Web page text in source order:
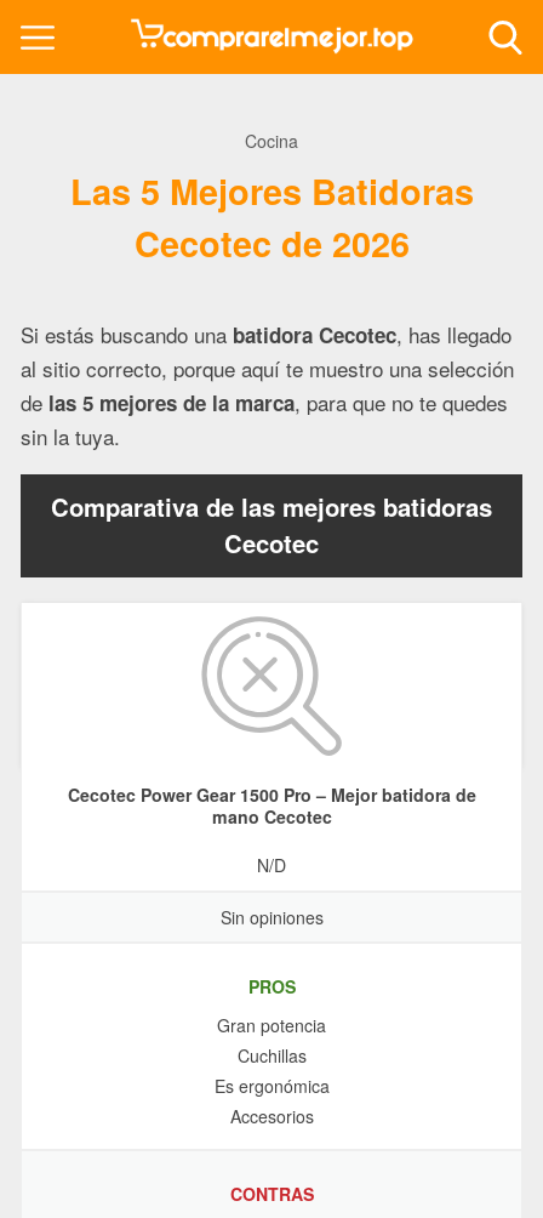
Cocina
Las 5 Mejores Batidoras
Cecotec de 2026
Si estás buscando una batidora Cecotec, has llegado
al sitio correcto, porque aquí te muestro una selección
de las 5 mejores de la marca, para que no te quedes
sin la tuya.
Comparativa de las mejores batidoras
Cecotec
Cecotec Power Gear 1500 Pro – Mejor batidora de
mano Cecotec
N/D
Sin opiniones
PROS
Gran potencia
Cuchillas
Es ergonómica
Accesorios
CONTRAS